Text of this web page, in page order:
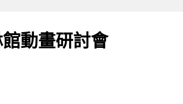
動畫研討會